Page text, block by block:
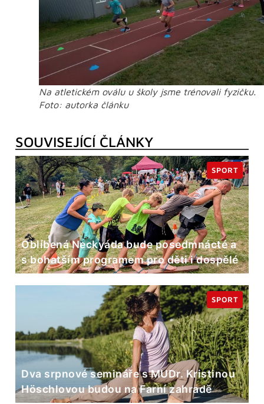
Na atletickém oválu u školy jsme trénovali fyzičku.
Foto: autorka článku
SOUVISEJÍCÍ ČLÁNKY
Oblíbená Neckyáda bude posedmnácté a
s bohatším programem pro děti i dospělé
SPORT
Dva srpnové semináře s MUDr. Kristinou
Höschlovou budou na Farní zahradě
SPORT